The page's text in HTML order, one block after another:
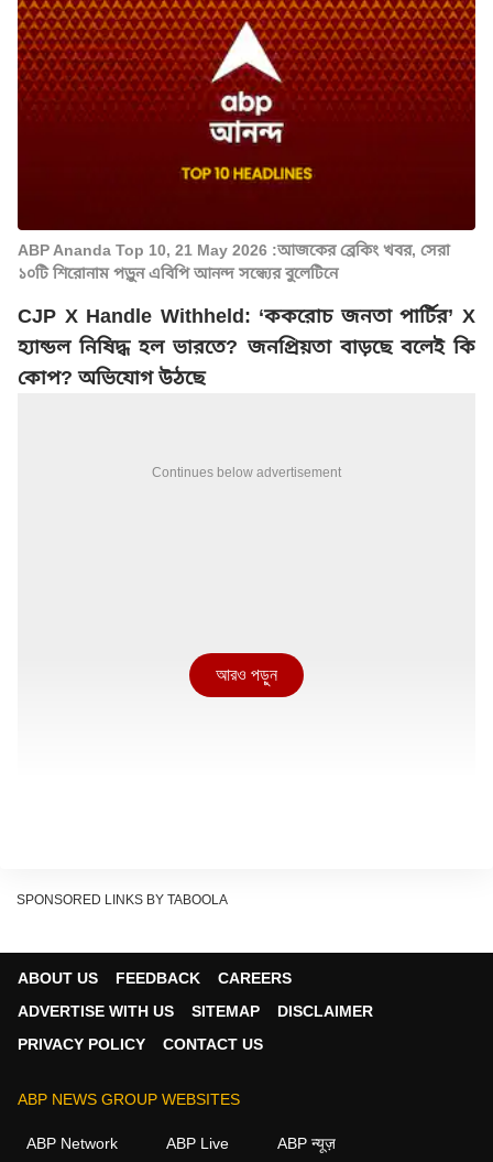
ABP Ananda Top 10, 21 May 2026 :আজকের ব্রেকিং খবর, সেরা
১০টি শিরোনাম পড়ুন এবিপি আনন্দ সন্ধ্যের বুলেটিনে
CJP X Handle Withheld: ‘ককরোচ জনতা পার্টির’ X
হ্যান্ডল নিষিদ্ধ হল ভারতে? জনপ্রিয়তা বাড়ছে বলেই কি
কোপ? অভিযোগ উঠছে
Continues below advertisement
Cockroach Janta Party: ইনস্টাগ্রামে লাফিয়ে বাড়ছে ফলোয়ার।
Cooking Oil : গ্যাসের পর রান্নার তেলেও সঙ্কট ? ব্যবহার
কমাতে বললেন মোদি, এর বিকল্প কী ?
আরও পড়ুন
SPONSORED LINKS BY TABOOLA
ABOUT US FEEDBACK
CAREERS
ADVERTISE WITH US
SITEMAP
DISCLAIMER
PRIVACY POLICY
CONTACT US
ABP NEWS GROUP WEBSITES
ABP Network ABP Live ABP न्यूज़